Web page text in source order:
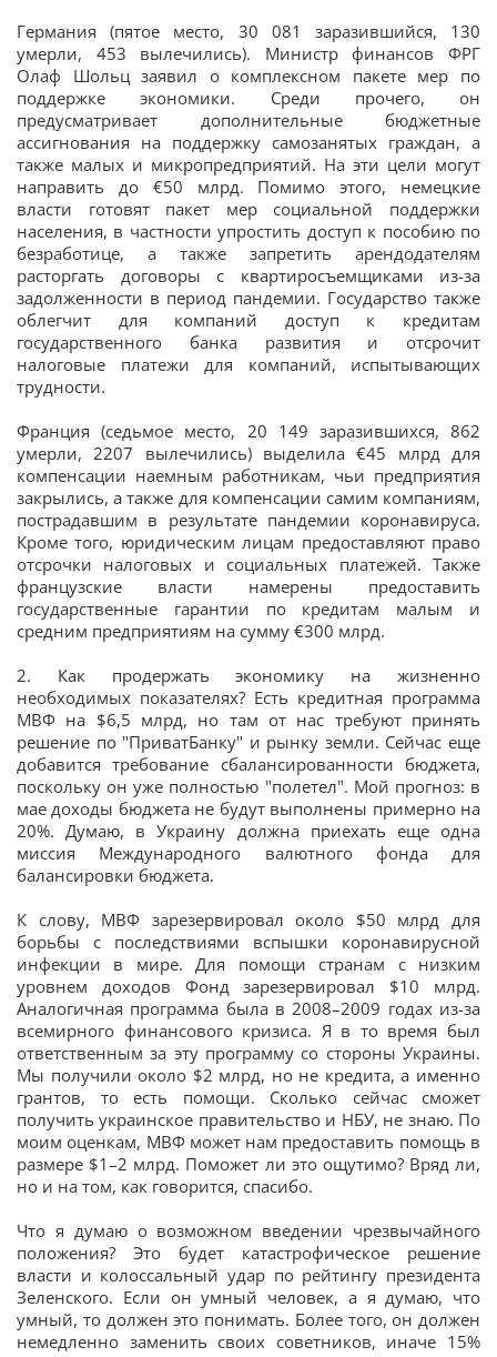
Германия (пятое место, 30 081 заразившийся, 130
умерли, 453 вылечились). Министр финансов ФРГ
Олаф Шольц заявил о комплексном пакете мер по
поддержке экономики. Среди прочего, он
предусматривает дополнительные бюджетные
ассигнования на поддержку самозанятых граждан, а
также малых и микропредприятий. На эти цели могут
направить до €50 млрд. Помимо этого, немецкие
власти готовят пакет мер социальной поддержки
населения, в частности упростить доступ к пособию по
безработице, а также запретить арендодателям
расторгать договоры с квартиросъемщиками из-за
задолженности в период пандемии. Государство также
облегчит для компаний доступ к кредитам
государственного банка развития и отсрочит
налоговые платежи для компаний, испытывающих
трудности.
Франция (седьмое место, 20 149 заразившихся, 862
умерли, 2207 вылечились) выделила €45 млрд для
компенсации наемным работникам, чьи предприятия
закрылись, а также для компенсации самим компаниям,
пострадавшим в результате пандемии коронавируса.
Кроме того, юридическим лицам предоставляют право
отсрочки налоговых и социальных платежей. Также
французские власти намерены предоставить
государственные гарантии по кредитам малым и
средним предприятиям на сумму €300 млрд.
2. Как продержать экономику на жизненно
необходимых показателях? Есть кредитная программа
МВФ на $6,5 млрд, но там от нас требуют принять
решение по "ПриватБанку" и рынку земли. Сейчас еще
добавится требование сбалансированности бюджета,
поскольку он уже полностью "полетел". Мой прогноз: в
мае доходы бюджета не будут выполнены примерно на
20%. Думаю, в Украину должна приехать еще одна
миссия Международного валютного фонда для
балансировки бюджета.
К слову, МВФ зарезервировал около $50 млрд для
борьбы с последствиями вспышки коронавирусной
инфекции в мире. Для помощи странам с низким
уровнем доходов Фонд зарезервировал $10 млрд.
Аналогичная программа была в 2008–2009 годах из-за
всемирного финансового кризиса. Я в то время был
ответственным за эту программу со стороны Украины.
Мы получили около $2 млрд, но не кредита, а именно
грантов, то есть помощи. Сколько сейчас сможет
получить украинское правительство и НБУ, не знаю. По
моим оценкам, МВФ может нам предоставить помощь в
размере $1–2 млрд. Поможет ли это ощутимо? Вряд ли,
но и на том, как говорится, спасибо.
Что я думаю о возможном введении чрезвычайного
положения? Это будет катастрофическое решение
власти и колоссальный удар по рейтингу президента
Зеленского. Если он умный человек, а я думаю, что
умный, то должен это понимать. Более того, он должен
немедленно заменить своих советников, иначе 15%